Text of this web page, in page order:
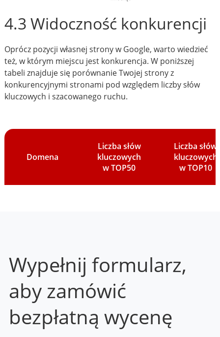
4.3 Widoczność konkurencji
Oprócz pozycji własnej strony w Google, warto wiedzieć
też, w którym miejscu jest konkurencja. W poniższej
tabeli znajduje się porównanie Twojej strony z
konkurencyjnymi stronami pod względem liczby słów
kluczowych i szacowanego ruchu.
Domena
Liczba słów
kluczowych
w TOP50
Liczba słów
kluczowych
w TOP10
Wypełnij formularz,
aby zamówić
bezpłatną wycenę